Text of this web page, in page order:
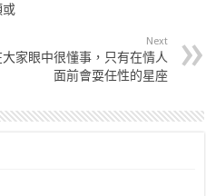
Next
大家眼中很懂事，只有在情人
面前會耍任性的星座